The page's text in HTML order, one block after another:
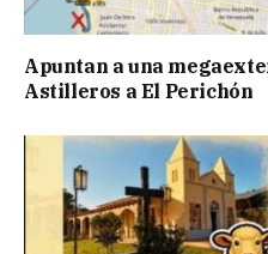
Apuntan a una
Astilleros a El Perichón